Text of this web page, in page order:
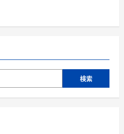
検索